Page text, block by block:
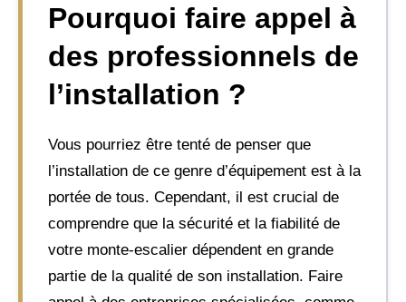
Pourquoi faire appel à
des professionnels de
l’installation ?
Vous pourriez être tenté de penser que
l’installation de ce genre d’équipement est à la
portée de tous. Cependant, il est crucial de
comprendre que la sécurité et la fiabilité de
votre monte-escalier dépendent en grande
partie de la qualité de son installation. Faire